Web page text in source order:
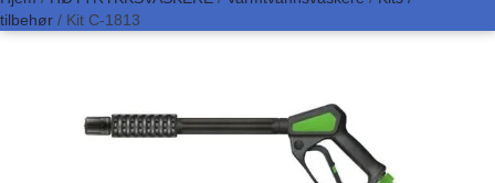
tilbehør / Kit C-1813